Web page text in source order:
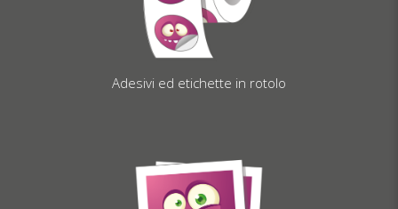
Adesivi ed etichette in rotolo